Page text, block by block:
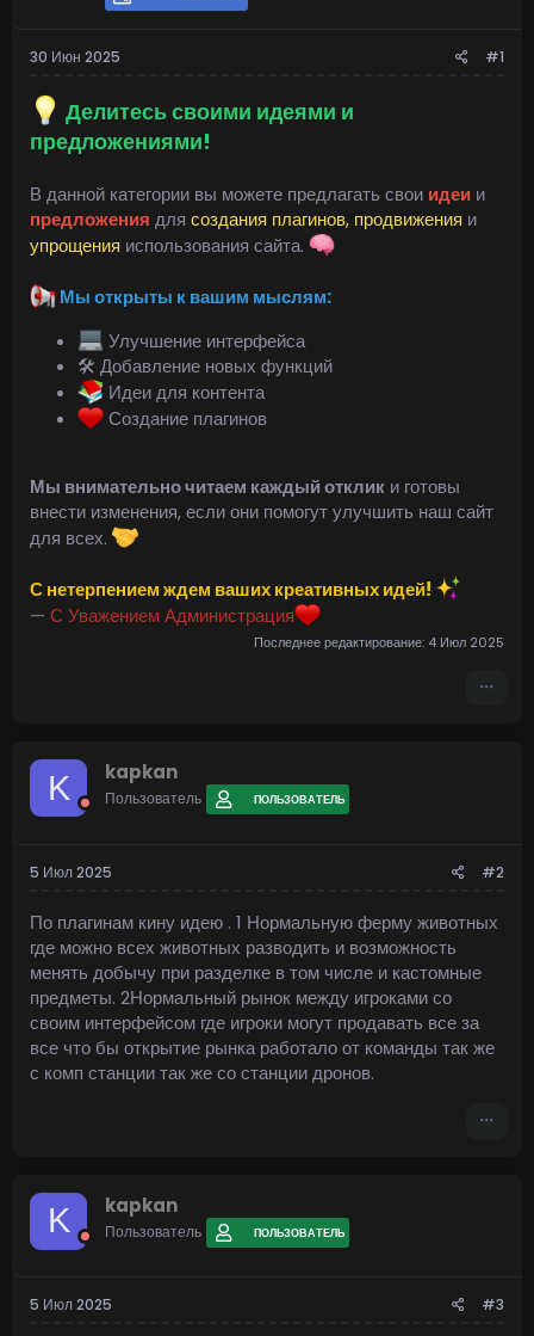
30 Июн 2025 #1
Делитесь своими идеями и
предложениями!
В данной категории вы можете предлагать свои идеи и
предложения для создания плагинов, продвижения и
упрощения использования сайта.
Мы открыты к вашим мыслям:
Улучшение интерфейса
🛠 Добавление новых функций
Идеи для контента
Создание плагинов
Мы внимательно читаем каждый отклик и готовы
внести изменения, если они помогут улучшить наш сайт
для всех.
С нетерпением ждем ваших креативных идей!
— С Уважением Администрация
Последнее редактирование: 4 Июл 2025
K kapkan
Пользователь ПОЛЬЗОВАТЕЛЬ
5 Июл 2025 #2
По плагинам кину идею . 1 Нормальную ферму животных
где можно всех животных разводить и возможность
менять добычу при разделке в том числе и кастомные
предметы. 2Нормальный рынок между игроками со
своим интерфейсом где игроки могут продавать все за
все что бы открытие рынка работало от команды так же
с комп станции так же со станции дронов.
K kapkan
Пользователь ПОЛЬЗОВАТЕЛЬ
5 Июл 2025 #3